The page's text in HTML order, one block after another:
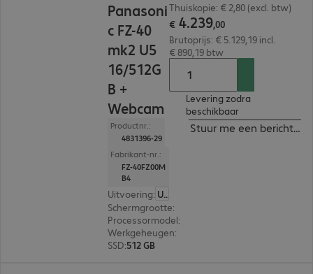
Panasoni
c FZ-40
mk2 U5
16/512G
B +
Webcam
Productnr.:
4831396-29
Fabrikant-nr.:
FZ-40FZ00M
B4
Uitvoering:
US (Engels)
Schermgrootte:
Processormodel:
Werkgeheugen:
SSD:512 GB
Thuiskopie: € 2,80 (excl. btw)
€ 4.239,00
Brutoprijs: € 5.129,19 incl.
€ 890,19 btw
Levering zodra
beschikbaar
Stuur me een bericht